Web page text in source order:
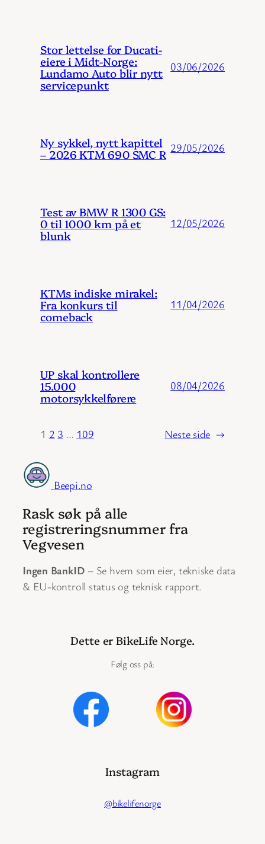
Stor lettelse for Ducati-
eiere i Midt-Norge:
Lundamo Auto blir nytt
servicepunkt
03/06/2026
Ny sykkel, nytt kapittel
– 2026 KTM 690 SMC R 29/05/2026
Test av BMW R 1300 GS:
0 til 1000 km på et
blunk
12/05/2026
KTMs indiske mirakel:
Fra konkurs til
comeback
11/04/2026
UP skal kontrollere
15.000
motorsykkelførere
08/04/2026
1 2 3 … 109 Neste side →
Beepi.no
Rask søk på alle
registreringsnummer fra
Vegvesen
Ingen BankID – Se hvem som eier, tekniske data
& EU-kontroll status og teknisk rapport.
Dette er BikeLife Norge.
Følg oss på:
Instagram
@bikelifenorge